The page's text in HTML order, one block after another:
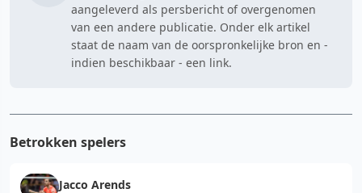
aangeleverd als persbericht of overgenomen
van een andere publicatie. Onder elk artikel
staat de naam van de oorspronkelijke bron en -
indien beschikbaar - een link.
Betrokken spelers
Jacco Arends